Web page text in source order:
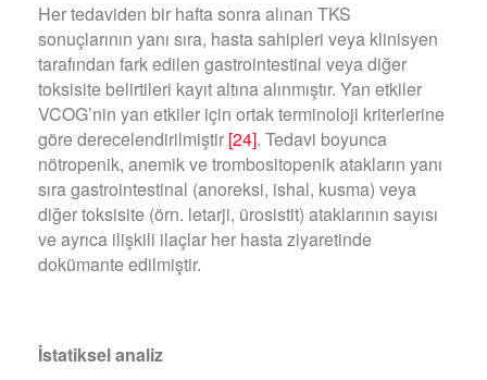
Her tedaviden bir hafta sonra alınan TKS
sonuçlarının yanı sıra, hasta sahipleri veya klinisyen
tarafından fark edilen gastrointestinal veya diğer
toksisite belirtileri kayıt altına alınmıştır. Yan etkiler
VCOG’nin yan etkiler için ortak terminoloji kriterlerine
göre derecelendirilmiştir [24]. Tedavi boyunca
nötropenik, anemik ve trombositopenik atakların yanı
sıra gastrointestinal (anoreksi, ishal, kusma) veya
diğer toksisite (örn. letarji, ürosistit) ataklarının sayısı
ve ayrıca ilişkili ilaçlar her hasta ziyaretinde
dokümante edilmiştir.
İstatiksel analiz